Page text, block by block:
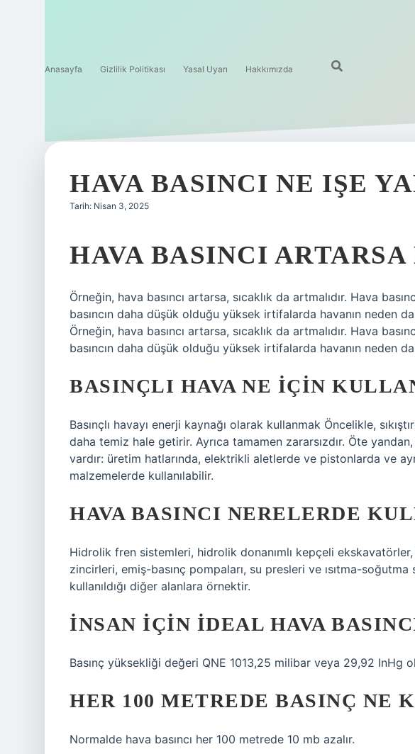
Anasayfa Gizlilik Politikası Yasal Uyarı Hakkımızda
HAVA BASINCI NE IŞE
Tarih: Nisan 3, 2025
HAVA BASINCI ARTARSA
Örneğin, hava basıncı artarsa, sıcaklık da artmalıdır. Hava
basıncın daha düşük olduğu yüksek irtifalarda havanın neden
Örneğin, hava basıncı artarsa, sıcaklık da artmalıdır. Hava
basıncın daha düşük olduğu yüksek irtifalarda havanın neden
BASINÇLI HAVA NE IÇIN
Basınçlı havayı enerji kaynağı olarak kullanmak Öncelikle,
daha temiz hale getirir. Ayrıca tamamen zararsızdır. Öte yandan,
vardır: üretim hatlarında, elektrikli aletlerde ve pistonlarda ve
malzemelerde kullanılabilir.
HAVA BASINCI NERELERDE
Hidrolik fren sistemleri, hidrolik donanımlı kepçeli
zincirleri, emiş-basınç pompaları, su presleri ve ısıtma-soğutma
kullanıldığı diğer alanlara örnektir.
İNSAN IÇIN IDEAL HAVA
Basınç yüksekliği değeri QNE 1013,25 milibar veya 29,92 InHg
HER 100 METREDE BASINÇ NE
Normalde hava basıncı her 100 metrede 10 mb azalır.